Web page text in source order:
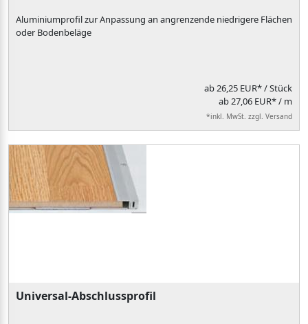
Aluminiumprofil zur Anpassung an angrenzende niedrigere Flächen
oder Bodenbeläge
ab26,25 EUR*/ Stück
ab 27,06 EUR* / m
*inkl. MwSt. zzgl. Versand
Universal-Abschlussprofil